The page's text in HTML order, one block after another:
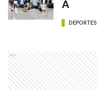
A
DEPORTES
Ads